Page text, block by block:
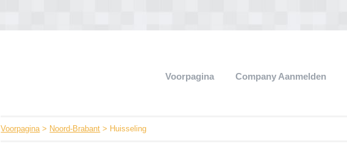
Voorpagina Company Aanmelden
Voorpagina> Noord-Brabant > Huisseling